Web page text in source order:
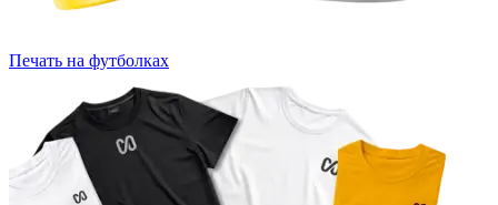
Печать на футболках